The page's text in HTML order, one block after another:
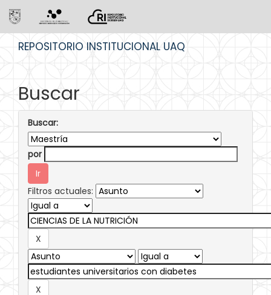
REPOSITORIO INSTITUCIONAL UAQ
Buscar
Buscar:
por
Filtros actuales: